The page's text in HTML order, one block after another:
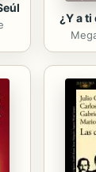
¿Y a ti